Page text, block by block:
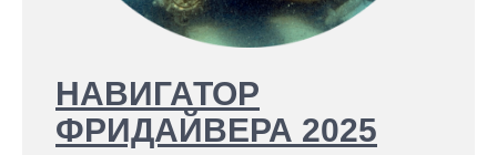
НАВИГАТОР
ФРИДАЙВЕРА 2025